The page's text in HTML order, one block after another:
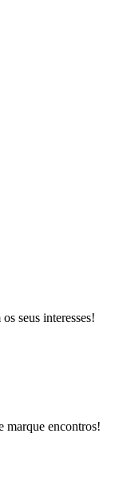
seus interesses!
marque encontros!